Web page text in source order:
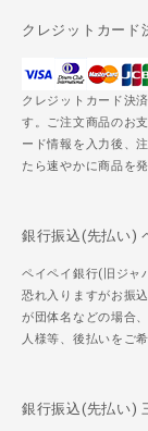
クレジットカード
クレジットカード決
す。ご注文商品のお
ード情報を入力後、
たら速やかに商品を
銀行振込(先払い)
ペイペイ銀行(旧ジャ
恐れ入りますがお振
が団体名などの場合
人様等、後払いをご
銀行振込(先払い)